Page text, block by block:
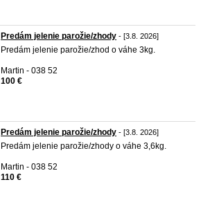
Predám jelenie parožie/zhody - [3.8. 2026]
Predám jelenie parožie/zhod o váhe 3kg.
Martin - 038 52
100 €
Predám jelenie parožie/zhody - [3.8. 2026]
Predám jelenie parožie/zhody o váhe 3,6kg.
Martin - 038 52
110 €